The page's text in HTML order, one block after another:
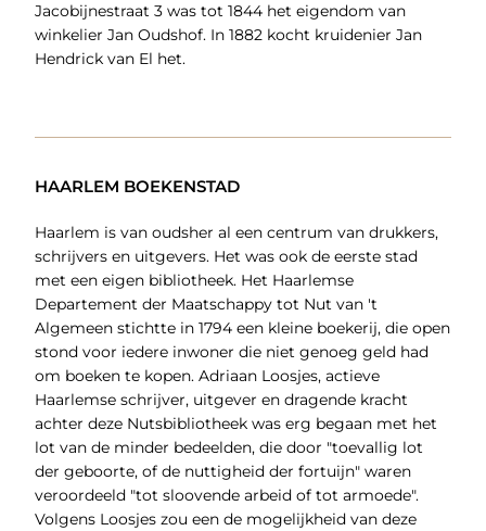
Jacobijnestraat 3 was tot 1844 het eigendom van
winkelier Jan Oudshof. In 1882 kocht kruidenier Jan
Hendrick van El het.
HAARLEM BOEKENSTAD
Haarlem is van oudsher al een centrum van drukkers,
schrijvers en uitgevers. Het was ook de eerste stad
met een eigen bibliotheek. Het Haarlemse
Departement der Maatschappy tot Nut van 't
Algemeen stichtte in 1794 een kleine boekerij, die open
stond voor iedere inwoner die niet genoeg geld had
om boeken te kopen. Adriaan Loosjes, actieve
Haarlemse schrijver, uitgever en dragende kracht
achter deze Nutsbibliotheek was erg begaan met het
lot van de minder bedeelden, die door "toevallig lot
der geboorte, of de nuttigheid der fortuijn" waren
veroordeeld "tot sloovende arbeid of tot armoede".
Volgens Loosjes zou een de mogelijkheid van deze